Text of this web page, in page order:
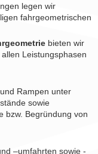
legen wir
fahrgeometrischen
bieten wir
Leistungsphasen
Rampen unter
sowie
bzw. Begründung von
–umfahrten sowie -